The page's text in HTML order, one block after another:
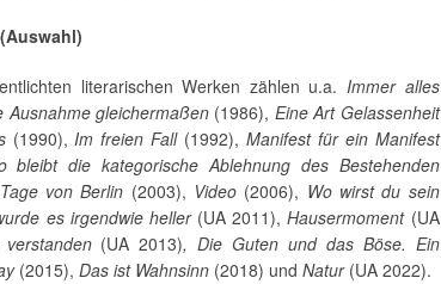
literarischen Werken zählen u.a. Immer alles
Ausnahme gleichermaßen (1986), Eine Art Gelassenheit
(1990),Im freien Fall(1992), Manifest für ein Manifest
bleibt die kategorische Ablehnung des Bestehenden
von Berlin (2003), Video (2006), Wo wirst du sein
es irgendwie heller(UA 2011),Hausermoment(UA
(UA 2013), Die Guten und das Böse. Ein
(2015), Das ist Wahnsinn (2018) und Natur (UA 2022).